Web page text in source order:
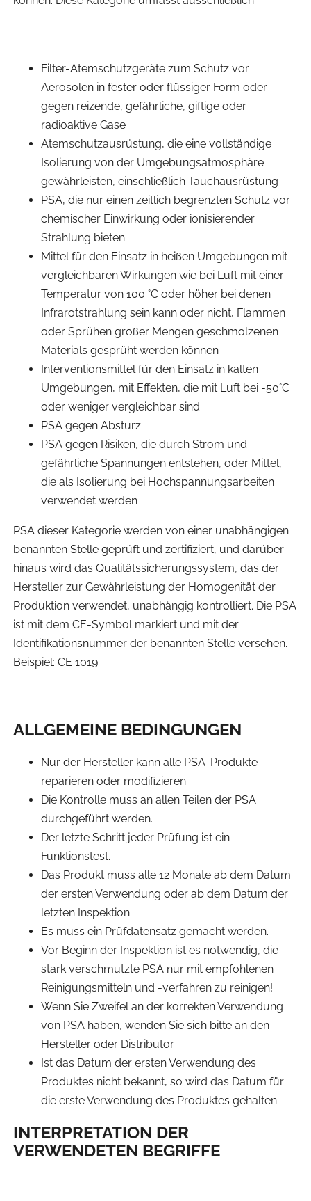
Filter-Atemschutzgeräte zum Schutz vor
Aerosolen in fester oder flüssiger Form oder
gegen reizende, gefährliche, giftige oder
radioaktive Gase
Atemschutzausrüstung, die eine vollständige
Isolierung von der Umgebungsatmosphäre
gewährleisten, einschließlich Tauchausrüstung
PSA, die nur einen zeitlich begrenzten Schutz vor
chemischer Einwirkung oder ionisierender
Strahlung bieten
Mittel für den Einsatz in heißen Umgebungen mit
vergleichbaren Wirkungen wie bei Luft mit einer
Temperatur von 100 °C oder höher bei denen
Infrarotstrahlung sein kann oder nicht, Flammen
oder Sprühen großer Mengen geschmolzenen
Materials gesprüht werden können
Interventionsmittel für den Einsatz in kalten
Umgebungen, mit Effekten, die mit Luft bei -50°C
oder weniger vergleichbar sind
PSA gegen Absturz
PSA gegen Risiken, die durch Strom und
gefährliche Spannungen entstehen, oder Mittel,
die als Isolierung bei Hochspannungsarbeiten
verwendet werden
PSA dieser Kategorie werden von einer unabhängigen
benannten Stelle geprüft und zertifiziert, und darüber
hinaus wird das Qualitätssicherungssystem, das der
Hersteller zur Gewährleistung der Homogenität der
Produktion verwendet, unabhängig kontrolliert. Die PSA
ist mit dem CE-Symbol markiert und mit der
Identifikationsnummer der benannten Stelle versehen.
Beispiel: CE 1019
ALLGEMEINE BEDINGUNGEN
Nur der Hersteller kann alle PSA-Produkte
reparieren oder modifizieren.
Die Kontrolle muss an allen Teilen der PSA
durchgeführt werden.
Der letzte Schritt jeder Prüfung ist ein
Funktionstest.
Das Produkt muss alle 12 Monate ab dem Datum
der ersten Verwendung oder ab dem Datum der
letzten Inspektion.
Es muss ein Prüfdatensatz gemacht werden.
Vor Beginn der Inspektion ist es notwendig, die
stark verschmutzte PSA nur mit empfohlenen
Reinigungsmitteln und -verfahren zu reinigen!
Wenn Sie Zweifel an der korrekten Verwendung
von PSA haben, wenden Sie sich bitte an den
Hersteller oder Distributor.
Ist das Datum der ersten Verwendung des
Produktes nicht bekannt, so wird das Datum für
die erste Verwendung des Produktes gehalten.
INTERPRETATION DER
VERWENDETEN BEGRIFFE